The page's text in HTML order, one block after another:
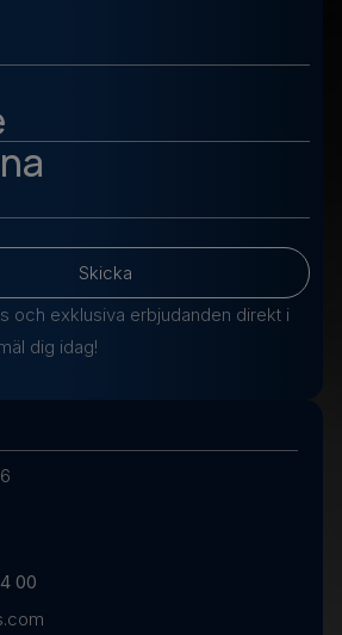
Skicka
och exklusiva erbjudanden direkt i
dig idag!
00